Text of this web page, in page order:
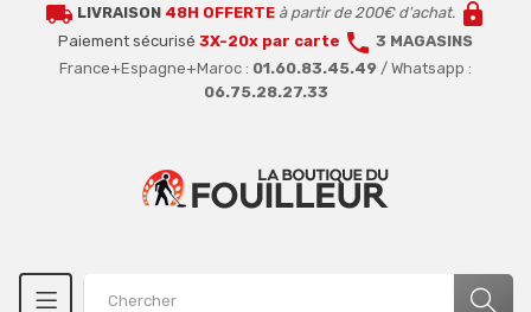
local_shipping LIVRAISON 48H OFFERTE à partir de 200€ d'achat. lock
Paiement sécurisé 3X-20x par carte call 3 MAGASINS
France+Espagne+Maroc : 01.60.83.45.49 / Whatsapp :
06.75.28.27.33